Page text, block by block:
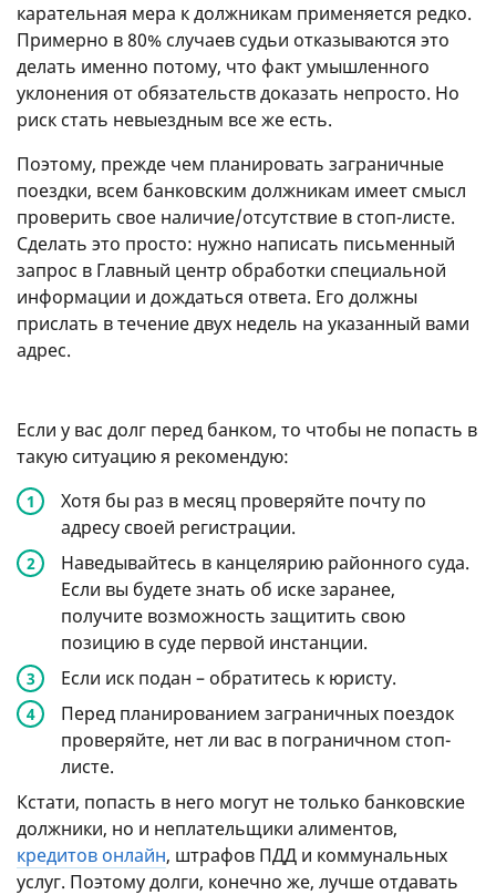
карательная мера к должникам применяется редко.
Примерно в 80% случаев судьи отказываются это
делать именно потому, что факт умышленного
уклонения от обязательств доказать непросто. Но
риск стать невыездным все же есть.
Поэтому, прежде чем планировать заграничные
поездки, всем банковским должникам имеет смысл
проверить свое наличие/отсутствие в стоп-листе.
Сделать это просто: нужно написать письменный
запрос в Главный центр обработки специальной
информации и дождаться ответа. Его должны
прислать в течение двух недель на указанный вами
адрес.
Если у вас долг перед банком, то чтобы не попасть в
такую ситуацию я рекомендую:
Хотя бы раз в месяц проверяйте почту по
адресу своей регистрации.
Наведывайтесь в канцелярию районного суда.
Если вы будете знать об иске заранее,
получите возможность защитить свою
позицию в суде первой инстанции.
Если иск подан – обратитесь к юристу.
Перед планированием заграничных поездок
проверяйте, нет ли вас в пограничном стоп-
листе.
Кстати, попасть в него могут не только банковские
должники, но и неплательщики алиментов,
кредитов онлайн, штрафов ПДД и коммунальных
услуг. Поэтому долги, конечно же, лучше отдавать